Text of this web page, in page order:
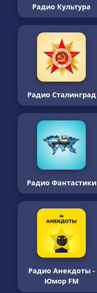
Радио Культура
Радио Сталинград
Радио Фантастики
Радио Анекдоты -
Юмор FM